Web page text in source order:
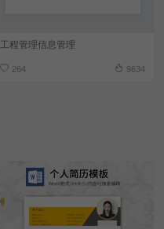
工程管理信息管理
264 9634